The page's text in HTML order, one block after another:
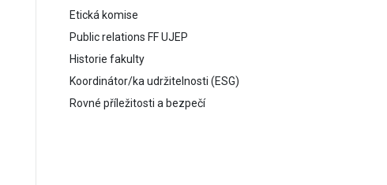
Etická komise
Public relations FF UJEP
Historie fakulty
Koordinátor/ka udržitelnosti (ESG)
Rovné příležitosti a bezpečí